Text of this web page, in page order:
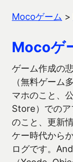
Mocoゲーム >
Mocoゲ
ゲーム作成の
（無料ゲーム
マホのこと、
Store）でのア
のこと、更新
ケー時代から
ログです。